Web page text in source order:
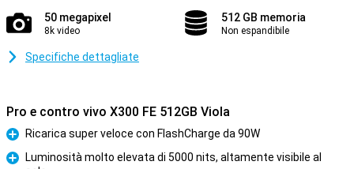
50 megapixel
8k video
512 GB memoria
Non espandibile
Specifiche dettagliate
Pro e contro vivo X300 FE 512GB Viola
Pro
Ricarica super veloce con FlashCharge da 90W
Luminosità molto elevata di 5000 nits, altamente visibile al